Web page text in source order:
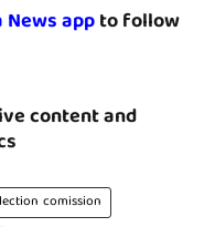
News appto follow
content and
comission